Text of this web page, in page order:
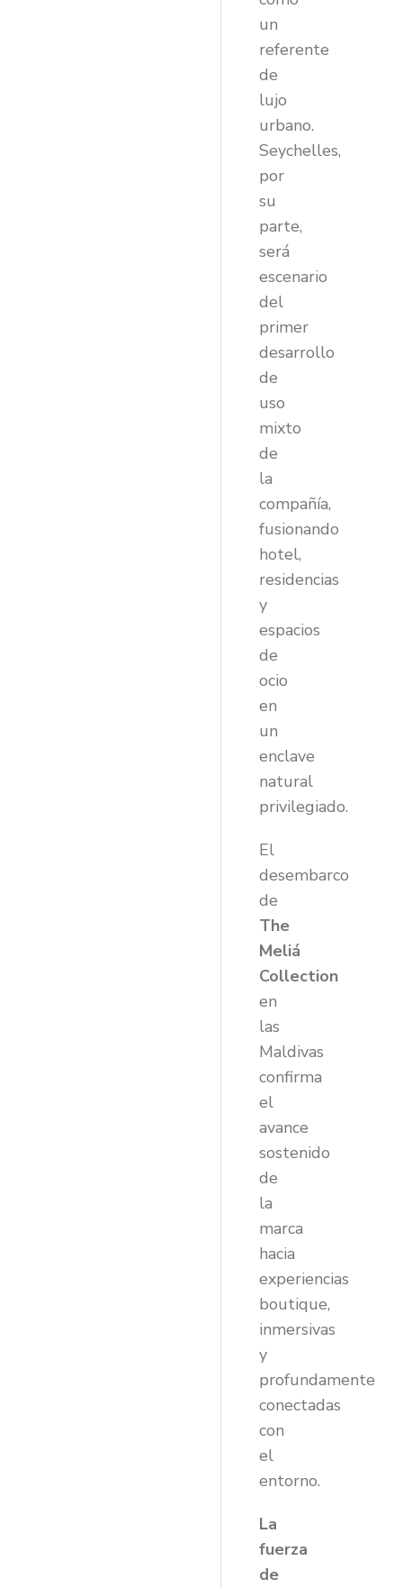
un
referente
de
lujo
urbano.
Seychelles,
por
su
parte,
será
escenario
del
primer
desarrollo
de
uso
mixto
de
la
compañía,
fusionando
hotel,
residencias
y
espacios
de
ocio
en
un
enclave
natural
privilegiado.
El
desembarco
de
The
Meliá
Collection
en
las
Maldivas
confirma
el
avance
sostenido
de
la
marca
hacia
experiencias
boutique,
inmersivas
y
profundamente
conectadas
con
el
entorno.
La
fuerza
de